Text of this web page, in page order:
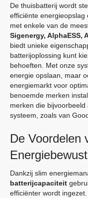
De thuisbatterij wordt
efficiënte energieopslag
met enkele van de
Sigenergy, AlphaESS,
biedt unieke
batterijoplossing kunt
behoeften. Met onze
energie opslaan, maar
energiemarkt voor
benoemde merken
merken die
systeem, zoals van
De Voordelen
Dankzij slim
batterijcapaciteit
efficiënter wordt